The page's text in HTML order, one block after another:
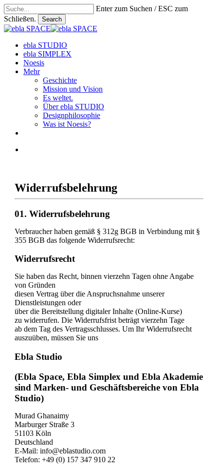
Skip
to
main
content
Enter zum Suchen / ESC zum
Schließen.
Search
Close
search
Menu
ebla STUDIO
ebla SIMPLEX
Noesis
Mehr
Geschichte
Mission und Vision
Es weltet.
Über ebla STUDIO
Designphilosophie
Was ist Noesis?
Widerrufsbelehrung
01. Widerrufsbelehrung
Verbraucher haben gemäß § 312g BGB in Verbindung mit §
355 BGB das folgende Widerrufsrecht:
Widerrufsrecht
Sie haben das Recht, binnen vierzehn Tagen ohne Angabe
von Gründen
diesen Vertrag über die Anspruchsnahme unserer
Dienstleistungen oder
über die Bereitstellung digitaler Inhalte (Online-Kurse)
zu widerrufen. Die Widerrufsfrist beträgt vierzehn Tage
ab dem Tag des Vertragsschlusses. Um Ihr Widerrufsrecht
auszuüben, müssen Sie uns
Ebla Studio
(Ebla Space, Ebla Simplex und Ebla Akademie
sind Marken- und Geschäftsbereiche von Ebla
Studio)
Murad Ghanaimy
Marburger Straße 3
51103 Köln
Deutschland
E-Mail: info@eblastudio.com
Telefon: +49 (0) 157 347 910 22